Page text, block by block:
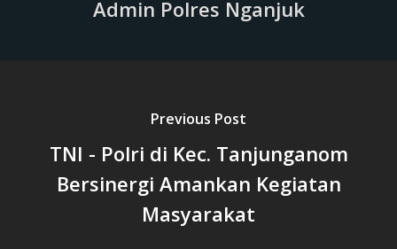
Admin Polres Nganjuk
Previous Post
TNI - Polri di Kec. Tanjunganom
Bersinergi Amankan Kegiatan
Masyarakat